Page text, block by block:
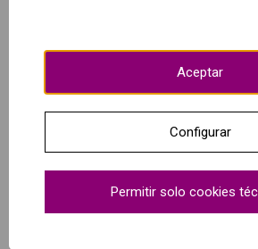
hasta nuestro días.
Reserva de forma anticipada y tendrás
exclusiva.
Aceptar
Configurar
Permitir solo cookies